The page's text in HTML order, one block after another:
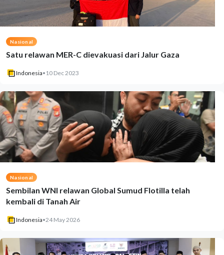
Nasional
Satu relawan MER-C dievakuasi dari Jalur Gaza
Indonesia• 10 Dec 2023
Nasional
Sembilan WNI relawan Global Sumud Flotilla telah
kembali di Tanah Air
Indonesia•24 May 2026